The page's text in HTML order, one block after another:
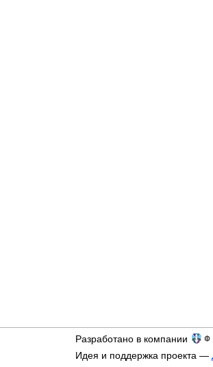
Разработано в компании
Идея и поддержка проекта —